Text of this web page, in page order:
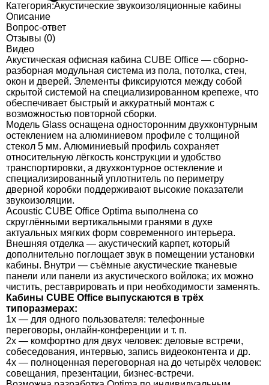
Категория:Акустические звукоизоляционные кабины
Описание
Вопрос-ответ
Отзывы (0)
Видео
Акустическая офисная кабина CUBE Office — сборно-
разборная модульная система из пола, потолка, стен,
окон и дверей. Элементы фиксируются между собой
скрытой системой на специализированном крепеже, что
обеспечивает быстрый и аккуратный монтаж с
возможностью повторной сборки.
Модель Glass оснащена односторонним двухконтурным
остеклением на алюминиевом профиле с толщиной
стекол 5 мм. Алюминиевый профиль сохраняет
относительную лёгкость конструкции и удобство
транспортировки, а двухконтурное остекление и
специализированный уплотнитель по периметру
дверной коробки поддерживают высокие показатели
звукоизоляции.
Acoustic CUBE Office Optima выполнена со
скруглёнными вертикальными гранями в духе
актуальных мягких форм современного интерьера.
Внешняя отделка — акустический карпет, который
дополнительно поглощает звук в помещении установки
кабины. Внутри — съёмные акустические тканевые
панели или панели из акустического войлока; их можно
чистить, реставрировать и при необходимости заменять.
Кабины CUBE Office выпускаются в трёх
типоразмерах:
1x — для одного пользователя: телефонные
переговоры, онлайн-конференции и т. п.
2x — комфортно для двух человек: деловые встречи,
собеседования, интервью, запись видеоконтента и др.
4x — полноценная переговорная на до четырёх человек:
совещания, презентации, бизнес-встречи.